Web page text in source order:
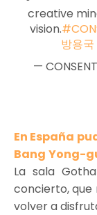
creative
vision.
방용국
—
En España
Bang Yong-
La sala
concierto, que
volver a